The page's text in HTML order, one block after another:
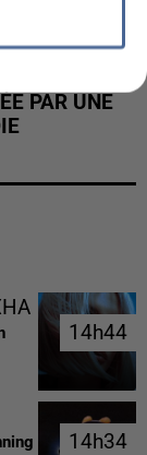
PAR UNE
14h44
14h44
14h34
14h34